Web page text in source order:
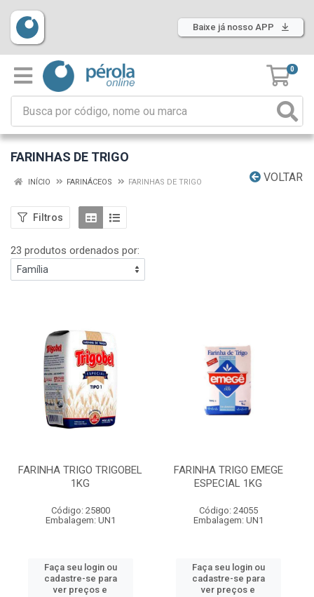
Baixe já nosso APP
0
FARINHAS DE TRIGO
VOLTAR
INÍCIO FARINÁCEOS FARINHAS DE TRIGO
Filtros
23 produtos ordenados por:
FARINHA TRIGO TRIGOBEL
1KG
Código: 25800
Embalagem: UN1
Faça seu login ou
cadastre-se para
ver preços e
FARINHA TRIGO EMEGE
ESPECIAL 1KG
Código: 24055
Embalagem: UN1
Faça seu login ou
cadastre-se para
ver preços e